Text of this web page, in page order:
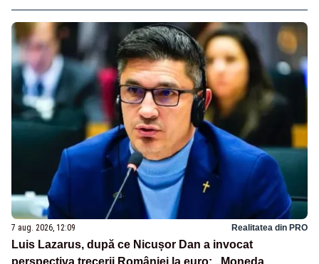
7 aug. 2026, 12:09 Realitatea din PRO
Luis Lazarus, după ce Nicușor Dan a invocat
perspectiva trecerii României la euro: „Moneda